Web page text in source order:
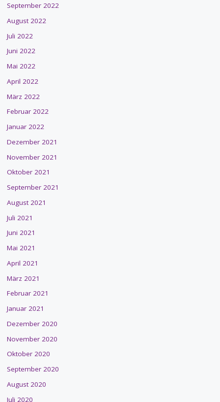
September 2022
August 2022
Juli 2022
Juni 2022
Mai 2022
April 2022
März 2022
Februar 2022
Januar 2022
Dezember 2021
November 2021
Oktober 2021
September 2021
August 2021
Juli 2021
Juni 2021
Mai 2021
April 2021
März 2021
Februar 2021
Januar 2021
Dezember 2020
November 2020
Oktober 2020
September 2020
August 2020
Juli 2020